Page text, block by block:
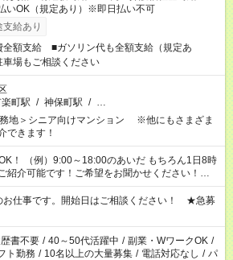
OK（規定あり）※即日払い不可
給あり
全額支給 ■ガソリン代も全額支給（規定あ
場もご相談ください
町駅 / 神保町駅 / …
務地＞シニア向けマンション ※他にもさまざま
できます！
！ （例）9:00～18:00のあいだ もちろん1日8時
紹介可能です！ご希望をお聞かせください！★家
みが必要な場合も遠慮なくご相談ください。 ※
上の勤務が必要です
お仕事です。開始日はご相談ください！ ★急募
書不要 / 40～50代活躍中 / 副業・WワークOK /
ト勤務 / 10名以上の大量募集 / 電話対応なし / パ